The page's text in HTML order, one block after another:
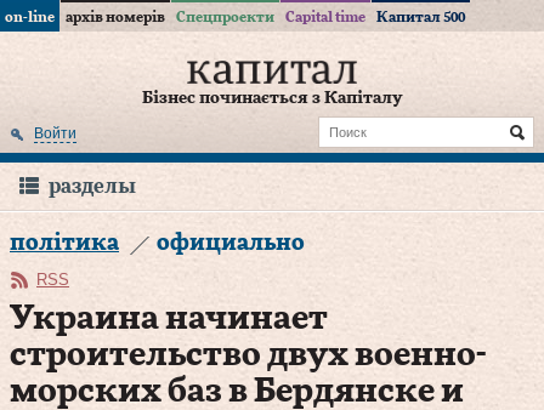
on-line архів номерів Спецпроекти Capital time Капитал 500
Бізнес починається з Капіталу
Войти
разделы
політика официально
RSS
Украина начинает
строительство двух военно-
морских баз в Бердянске и